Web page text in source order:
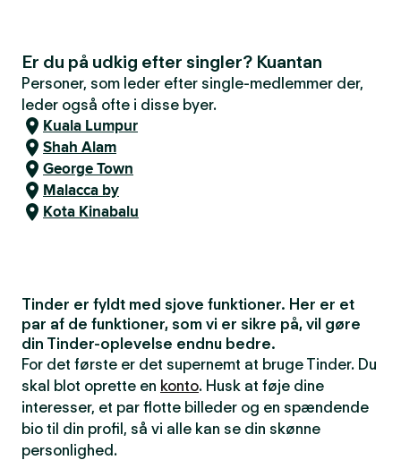
Er du på udkig efter singler? Kuantan
Personer, som leder efter single-medlemmer der,
leder også ofte i disse byer.
Kuala Lumpur
Shah Alam
George Town
Malacca by
Kota Kinabalu
Tinder er fyldt med sjove funktioner. Her er et
par af de funktioner, som vi er sikre på, vil gøre
din Tinder-oplevelse endnu bedre.
For det første er det supernemt at bruge Tinder. Du
skal blot oprette en konto. Husk at føje dine
interesser, et par flotte billeder og en spændende
bio til din profil, så vi alle kan se din skønne
personlighed.